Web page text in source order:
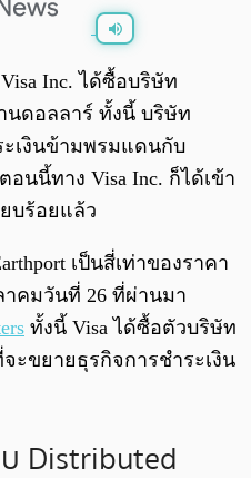
0:00 /
Inc. ได้ซื้อบริษัท
นดอลลาร์ ทั้งนี้ บริษัท
ะเงินข้ามพรมแดนกับ
นนี้ทาง Visa Inc. ก็ได้เข้า
ยบร้อยแล้ว
เป็นสี่เท่าของราคา
าคมวันที่ 26 ที่ผ่านมา
ทั้งนี้ Visa ได้ซื้อตัวบริษัท
จะขยายธุรกิจการชำระเงิน
Distributed